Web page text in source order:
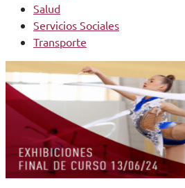
Salud
Servicios Sociales
Transporte